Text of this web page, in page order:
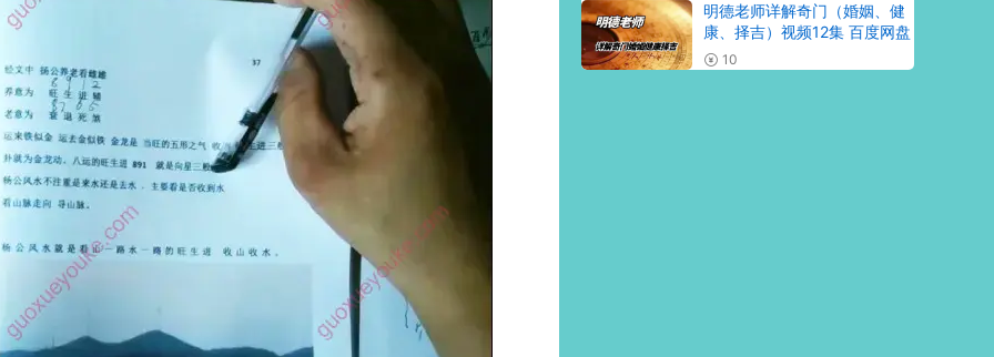
明德老师详解奇门（婚姻、健
康、择吉）视频12集 百度网盘
10